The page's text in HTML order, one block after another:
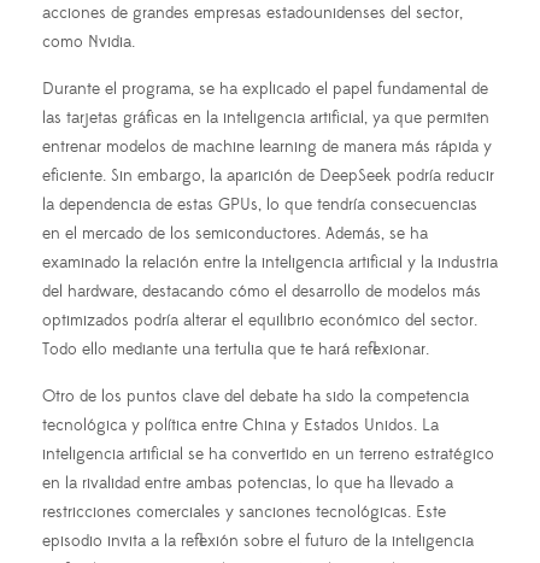
acciones de grandes empresas estadounidenses del sector,
como Nvidia.
Durante el programa, se ha explicado el papel fundamental de
las tarjetas gráficas en la inteligencia artificial, ya que permiten
entrenar modelos de machine learning de manera más rápida y
eficiente. Sin embargo, la aparición de DeepSeek podría reducir
la dependencia de estas GPUs, lo que tendría consecuencias
en el mercado de los semiconductores. Además, se ha
examinado la relación entre la inteligencia artificial y la industria
del hardware, destacando cómo el desarrollo de modelos más
optimizados podría alterar el equilibrio económico del sector.
Todo ello mediante una tertulia que te hará reflexionar.
Otro de los puntos clave del debate ha sido la competencia
tecnológica y política entre China y Estados Unidos. La
inteligencia artificial se ha convertido en un terreno estratégico
en la rivalidad entre ambas potencias, lo que ha llevado a
restricciones comerciales y sanciones tecnológicas. Este
episodio invita a la reflexión sobre el futuro de la inteligencia